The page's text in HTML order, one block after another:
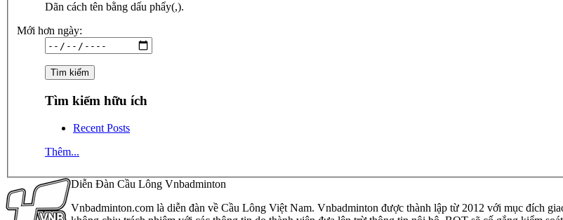
Dãn cách tên bằng dấu phẩy(,).
Mới hơn ngày:
Tìm kiếm hữu ích
Recent Posts
Thêm...
Diễn Đàn Cầu Lông Vnbadminton
Vnbadminton.com là diễn đàn về Cầu Lông Việt Nam. Vnbadminton được thành lập từ 2012 với mục đích